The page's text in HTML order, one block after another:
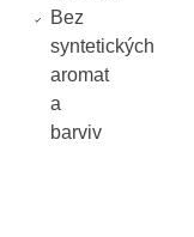
Bez
syntetických
aromat
a
barviv